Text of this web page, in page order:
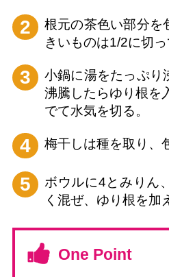
2
根元の茶色い部分を
きいものは1/2に切
3
小鍋に湯をたっぷり
沸騰したらゆり根を
でて水気を切る。
4 梅干しは種を取り、
5
ボウルに4とみりん
く混ぜ、ゆり根を加
One Point